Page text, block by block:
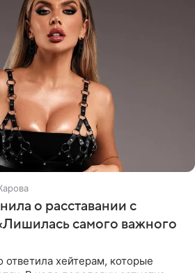
о расставании с
самого важного
ответила хейтерам, которые